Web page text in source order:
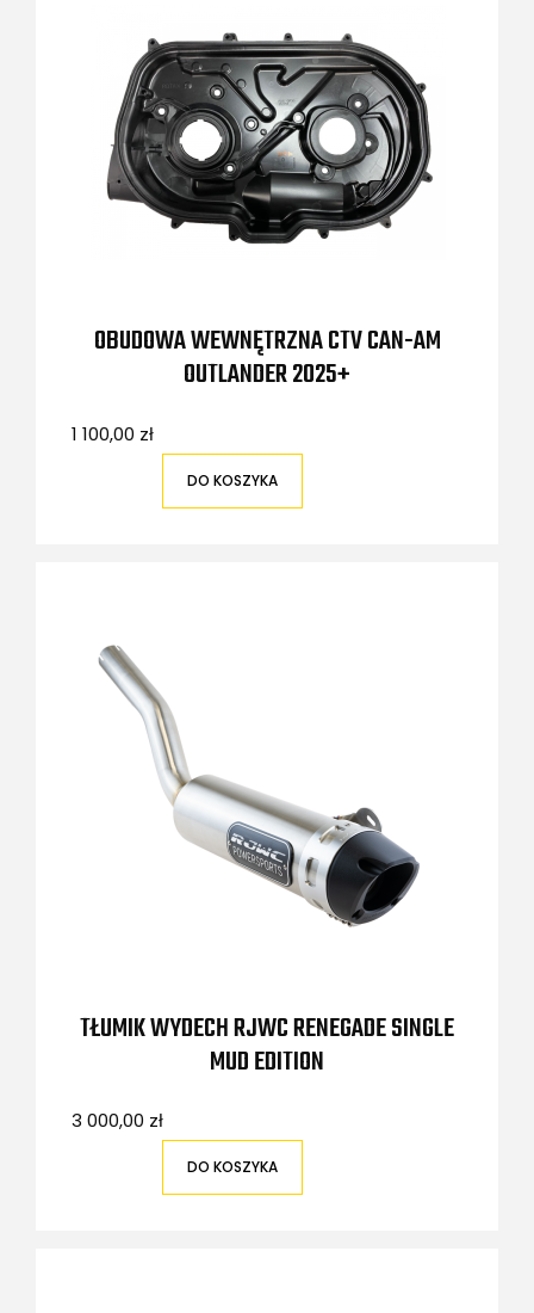
OBUDOWA WEWNĘTRZNA CTV CAN-AM
OUTLANDER 2025+
1 100,00 zł
DO KOSZYKA
TŁUMIK WYDECH RJWC RENEGADE SINGLE
MUD EDITION
3 000,00 zł
DO KOSZYKA